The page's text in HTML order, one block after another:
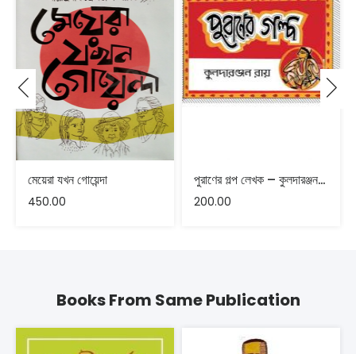
মেয়েরা যখন গোয়েন্দা
450.00
পুরাণের গল্প লেখক – কুলদারঞ্জন রায়
200.00
Books From Same Publication